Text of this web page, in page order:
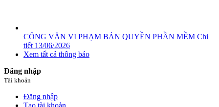
CÔNG VĂN VI PHẠM BẢN QUYỀN PHẦN MỀM Chi
tiết 13/06/2026
Xem tất cả thông báo
Đăng nhập
Tài khoản
Đăng nhập
Tạo tài khoản